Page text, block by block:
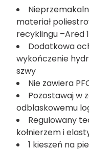
materiał
recyklingu –Ared
Dodatkowa
wykończenie
szwy
Nie zawiera
Pozostawaj w
odblaskowemu
Regulowany
kołnierzem i
1 kieszeń na